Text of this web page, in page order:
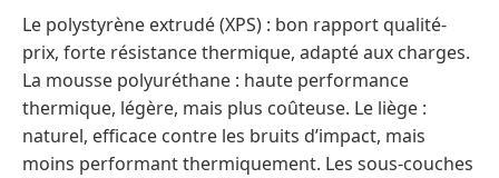
Le polystyrène extrudé (XPS) : bon rapport qualité-
prix, forte résistance thermique, adapté aux charges.
La mousse polyuréthane : haute performance
thermique, légère, mais plus coûteuse. Le liège :
naturel, efficace contre les bruits d’impact, mais
moins performant thermiquement. Les sous-couches